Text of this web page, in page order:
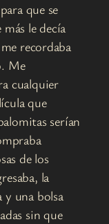
que se
le decía
recordaba
Me
cualquier
que
serían
de los
la
y una bolsa
sin que